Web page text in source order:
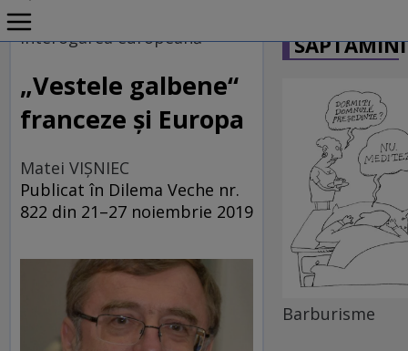
Home
EDITORIALE ȘI OPINII
PE CE LUME TRĂIM
interogarea europeană
„Vestele galbene“
franceze şi Europa
Matei VIȘNIEC
Publicat în Dilema Veche nr.
822 din 21–27 noiembrie 2019
Barburisme